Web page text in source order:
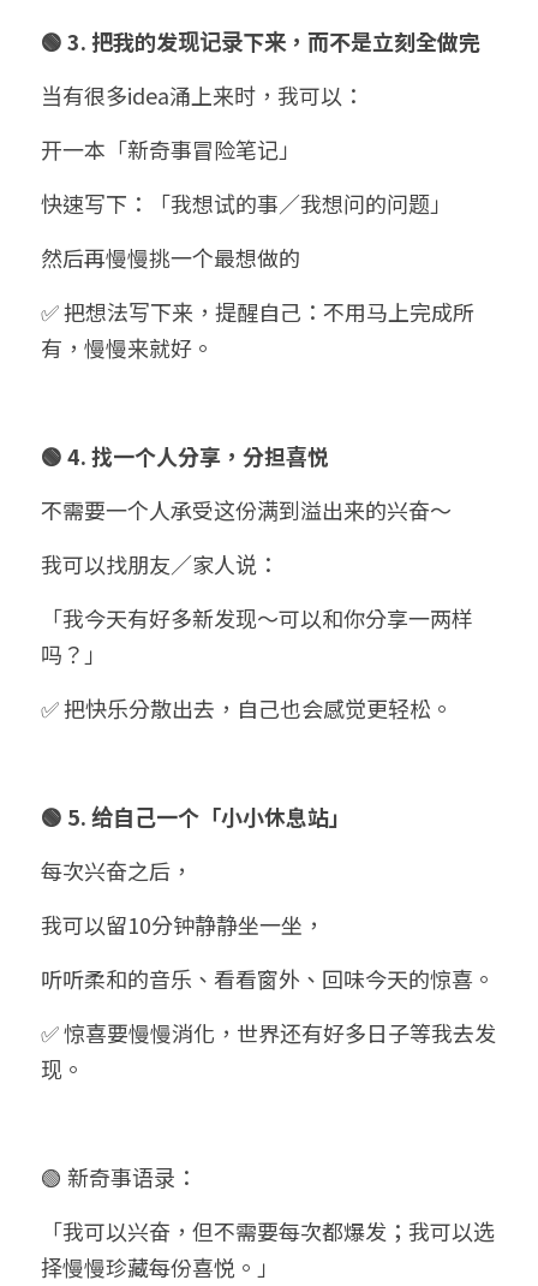
🟢 3. 把我的发现记录下来，而不是立刻全做完
当有很多idea涌上来时，我可以：
开一本「新奇事冒险笔记」
快速写下：「我想试的事／我想问的问题」
然后再慢慢挑一个最想做的
✅ 把想法写下来，提醒自己：不用马上完成所
有，慢慢来就好。
🟢 4. 找一个人分享，分担喜悦
不需要一个人承受这份满到溢出来的兴奋～
我可以找朋友／家人说：
「我今天有好多新发现～可以和你分享一两样
吗？」
✅ 把快乐分散出去，自己也会感觉更轻松。
🟢 5. 给自己一个「小小休息站」
每次兴奋之后，
我可以留10分钟静静坐一坐，
听听柔和的音乐、看看窗外、回味今天的惊喜。
✅ 惊喜要慢慢消化，世界还有好多日子等我去发
现。
🟢 新奇事语录：
「我可以兴奋，但不需要每次都爆发；我可以选
择慢慢珍藏每份喜悦。」